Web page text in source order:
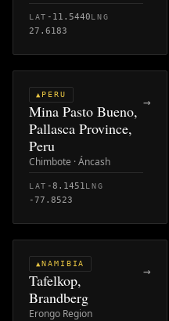
LAT -11.5440LNG
27.6183
▲ PERU
Mina Pasto Bueno,
Pallasca Province,
Peru
Chimbote · Áncash
LAT -8.1451LNG
-77.8523
→
▲ NAMIBIA
Tafelkop,
Brandberg
Erongo Region
→